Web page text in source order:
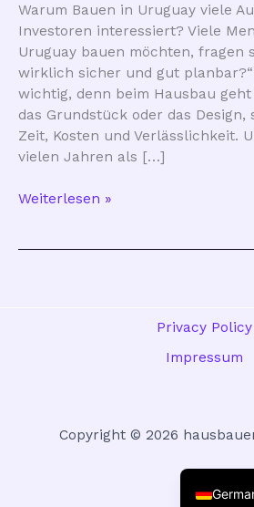
Warum Bauen in Uruguay viele
Investoren interessiert? Viele
Uruguay bauen möchten, fragen
wirklich sicher und gut planbar?“
wichtig, denn beim Hausbau
das Grundstück oder das Design,
Zeit, Kosten und Verlässlichkeit.
vielen Jahren als […]
Ist
Weiterlesen »
Privacy Policy
Impressum
Copyright © 2026